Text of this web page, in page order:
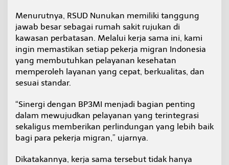
Menurutnya, RSUD Nunukan memiliki tanggung
jawab besar sebagai rumah sakit rujukan di
kawasan perbatasan. Melalui kerja sama ini, kami
ingin memastikan setiap pekerja migran Indonesia
yang membutuhkan pelayanan kesehatan
memperoleh layanan yang cepat, berkualitas, dan
sesuai standar.
“Sinergi dengan BP3MI menjadi bagian penting
dalam mewujudkan pelayanan yang terintegrasi
sekaligus memberikan perlindungan yang lebih baik
bagi para pekerja migran,” ujarnya.
Dikatakannya, kerja sama tersebut tidak hanya